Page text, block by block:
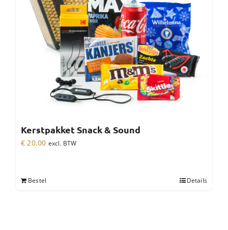
Kerstpakket Snack & Sound
€ 20,00 excl. BTW
Bestel Details